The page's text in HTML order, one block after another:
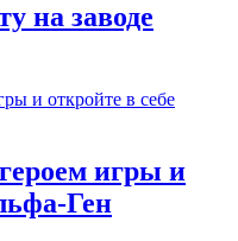
на заводе
игры и
Ген